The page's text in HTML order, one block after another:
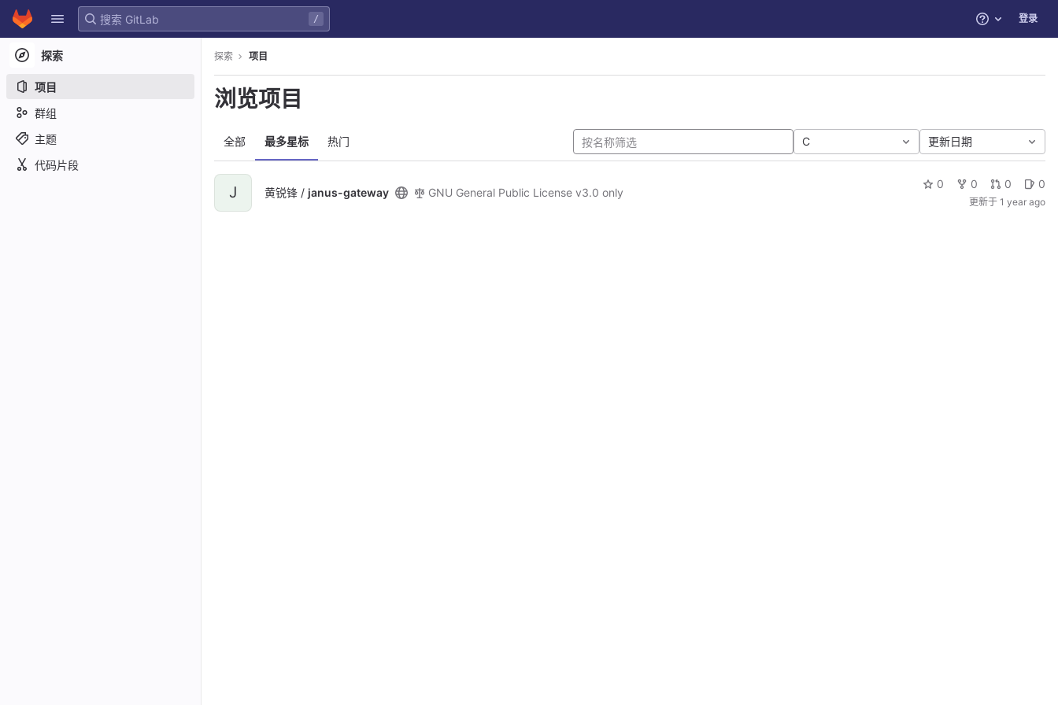
Skip to content
GitLab
/ 帮助 登录
探索
项目
群组
主题
代码片段
探索 项目
浏览项目
全部 最多星标 热门 C 更新日期
J 黄锐锋 / janus-gateway GNU General Public License v3.0 only
0 0 0 0
更新于 1 year ago